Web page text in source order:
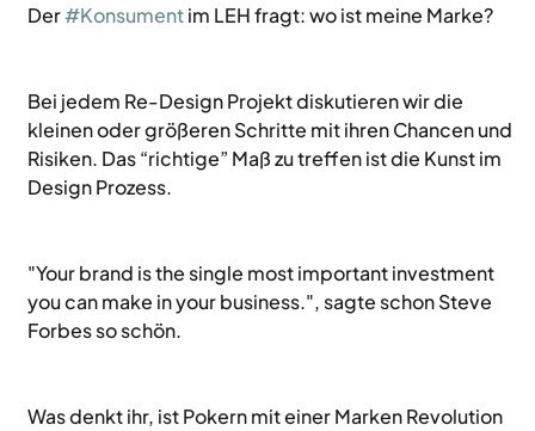
Der #Konsument im LEH fragt: wo ist meine Marke?
Bei jedem Re-Design Projekt diskutieren wir die
kleinen oder größeren Schritte mit ihren Chancen und
Risiken. Das “richtige” Maß zu treffen ist die Kunst im
Design Prozess.
"Your brand is the single most important investment
you can make in your business.", sagte schon Steve
Forbes so schön.
Was denkt ihr, ist Pokern mit einer Marken Revolution